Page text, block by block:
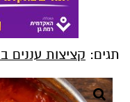
תגים: קציצות עננים